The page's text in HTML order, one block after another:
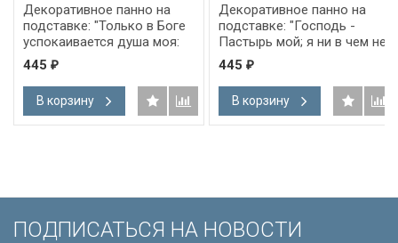
Декоративное панно на
подставке: "Только в Боге
успокаивается душа моя:
от Него спасение мое" Пс
61:2
445 ₽
В корзину
Декоративное панно на
подставке: "Господь -
Пастырь мой; я ни в чем не
буду нуждаться" Пс 22:1
445 ₽
В корзину
ПОДПИСАТЬСЯ НА НОВОСТИ